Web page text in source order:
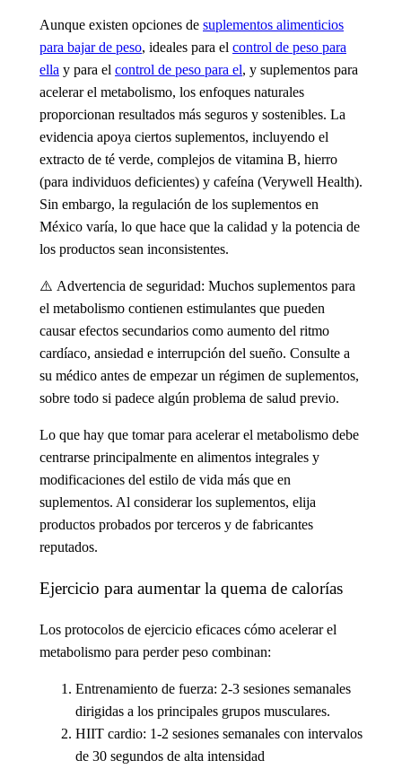
Aunque existen opciones de suplementos alimenticios
para bajar de peso, ideales para el control de peso para
ella y para el control de peso para el, y suplementos para
acelerar el metabolismo, los enfoques naturales
proporcionan resultados más seguros y sostenibles. La
evidencia apoya ciertos suplementos, incluyendo el
extracto de té verde, complejos de vitamina B, hierro
(para individuos deficientes) y cafeína (Verywell Health).
Sin embargo, la regulación de los suplementos en
México varía, lo que hace que la calidad y la potencia de
los productos sean inconsistentes.
⚠️ Advertencia de seguridad: Muchos suplementos para
el metabolismo contienen estimulantes que pueden
causar efectos secundarios como aumento del ritmo
cardíaco, ansiedad e interrupción del sueño. Consulte a
su médico antes de empezar un régimen de suplementos,
sobre todo si padece algún problema de salud previo.
Lo que hay que tomar para acelerar el metabolismo debe
centrarse principalmente en alimentos integrales y
modificaciones del estilo de vida más que en
suplementos. Al considerar los suplementos, elija
productos probados por terceros y de fabricantes
reputados.
Ejercicio para aumentar la quema de calorías
Los protocolos de ejercicio eficaces cómo acelerar el
metabolismo para perder peso combinan:
Entrenamiento de fuerza: 2-3 sesiones semanales
dirigidas a los principales grupos musculares.
HIIT cardio: 1-2 sesiones semanales con intervalos
de 30 segundos de alta intensidad